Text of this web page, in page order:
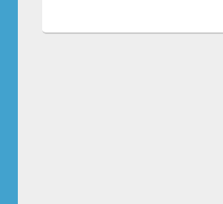
c tt e